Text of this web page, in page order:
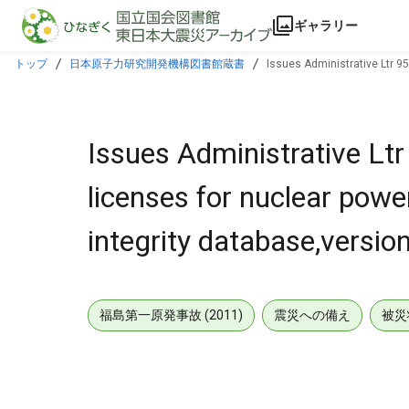
本文に飛ぶ
ギャラリー
トップ 日本原子力研究開発機構図書館蔵書 Issues Administrative Ltr
Issues Administrative
licenses for nuclear
integrity
福島第一原発事故 (2011) 震災への備え 被災